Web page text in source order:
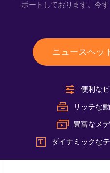
ポートしております。今
ニュースヘッ
便利な
リッチな
豊富なメ
ダイナミックな